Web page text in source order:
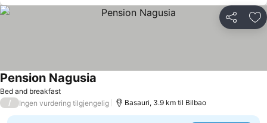
Del
Bed and breakfast
Pension Nagusia
/ Ingen vurdering tilgjengelig Basauri, 3.9 km til Bilbao